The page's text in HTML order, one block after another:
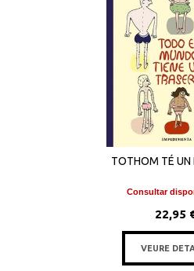
TOTHOM TÉ UN
Consultar
22,95
VEURE